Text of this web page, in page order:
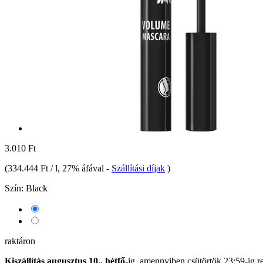
3.010 Ft
(334.444 Ft / l, 27% áfával - Szállítási díjak )
Szín: Black
raktáron
Kiszállítás augusztus 10., hétfő-ig, amennyiben csütörtök 23:59-ig